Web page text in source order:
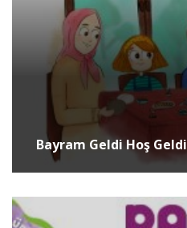
Bayram Geldi Hoş Geldi